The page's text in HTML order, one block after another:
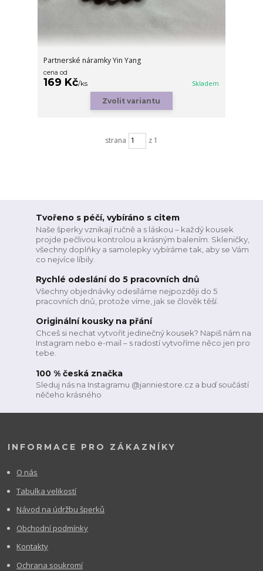
Partnerské náramky Yin Yang
cena od
169 Kč/ks Skladem
Zvolit variantu
strana z 1
Tvořeno s péčí, vybíráno s citem
Naše šperky vznikají ručně a s láskou – každý kousek
projde pečlivou kontrolou a krásným balením. Skleničky,
všechny doplňky a samolepky vybíráme tak, aby se Vám
co nejvíce líbily.
Rychlé odeslání do 5 pracovních dnů
Všechny objednávky odesíláme nejpozději do 5
pracovních dnů, protože víme, jak se člověk těší.
Originální kousky na přání
Chceš si nechat vytvořit jedinečný kousek? Napiš nám na
Instagram nebo e-mail – s radostí vytvoříme něco jen pro
tebe.
100 % česká značka
Sleduj nás na Instagramu @janniestore.cz a buď součástí
něčeho krásného
INFORMACE PRO ZÁKAZNÍKY
O nás
Tabulka velikostí
Návod na údržbu šperků
Obchodní podmínky
Kontakty
Ochrana soukromí